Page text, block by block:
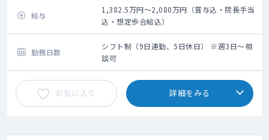
患者数：70～80人程度/日（30分に再診5人
以上のペース）
主な疾患：軽度の神経症圏（適応障害、不安
神経症、うつ病・うつ状態、強迫性障害、パ
ニック障害、不眠症、不安障害、自律神経失
調症、注意欠陥多動性障害、全般性不安障
害、社会不安障害、強迫性障害など）
年齢層：20～30代が多いです
診療体制：1診制
その他：先生にスムーズな診察をお願いでき
給与
1,382.5万円～2,080万円（賞与込・院長手当
込・想定歩合給込）
勤務日数
シフト制（9日連勤、5日休日） ※週3日～相
談可
お気に入り 詳細をみる